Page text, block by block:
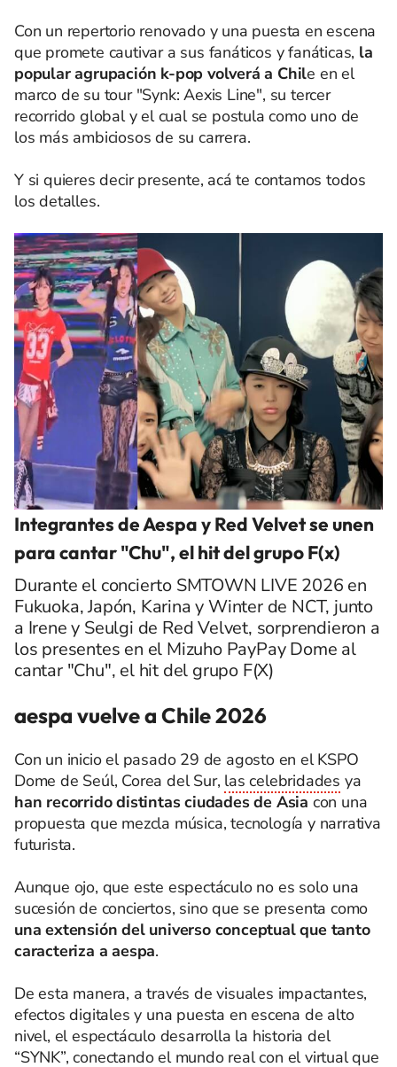
Con un repertorio renovado y una puesta en escena
que promete cautivar a sus fanáticos y fanáticas, la
popular agrupación k-pop volverá a Chile en el
marco de su tour "Synk: Aexis Line", su tercer
recorrido global y el cual se postula como uno de
los más ambiciosos de su carrera.
Y si quieres decir presente, acá te contamos todos
los detalles.
Integrantes de Aespa y Red Velvet se unen
para cantar "Chu", el hit del grupo F(x)
Durante el concierto SMTOWN LIVE 2026 en
Fukuoka, Japón, Karina y Winter de NCT, junto
a Irene y Seulgi de Red Velvet, sorprendieron a
los presentes en el Mizuho PayPay Dome al
cantar "Chu", el hit del grupo F(X)
aespa vuelve a Chile 2026
Con un inicio el pasado 29 de agosto en el KSPO
Dome de Seúl, Corea del Sur, las celebridades ya
han recorrido distintas ciudades de Asia con una
propuesta que mezcla música, tecnología y narrativa
futurista.
Aunque ojo, que este espectáculo no es solo una
sucesión de conciertos, sino que se presenta como
una extensión del universo conceptual que tanto
caracteriza a aespa.
De esta manera, a través de visuales impactantes,
efectos digitales y una puesta en escena de alto
nivel, el espectáculo desarrolla la historia del
“SYNK”, conectando el mundo real con el virtual que